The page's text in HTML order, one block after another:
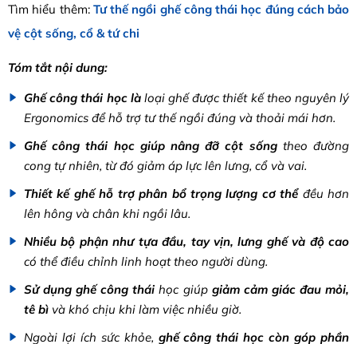
Tìm hiểu thêm: Tư thế ngồi ghế công thái học đúng cách bảo
vệ cột sống, cổ & tứ chi
Tóm tắt nội dung:
Ghế công thái học làloại ghế được thiết kế theo nguyên lý
Ergonomics để hỗ trợ tư thế ngồi đúng và thoải mái hơn.
Ghế công thái học giúp nâng đỡ cột sốngtheo đường
cong tự nhiên, từ đó giảm áp lực lên lưng, cổ và vai.
Thiết kế ghế hỗ trợ phân bổ trọng lượng cơ thểđều hơn
lên hông và chân khi ngồi lâu.
Nhiều bộ phận như tựa đầu, tay vịn, lưng ghế và độ cao
có thể điều chỉnh linh hoạt theo người dùng.
Sử dụng ghế công thái học giúp giảm cảm giác đau mỏi,
tê bì và khó chịu khi làm việc nhiều giờ.
Ngoài lợi ích sức khỏe, ghế công thái học còn góp phần